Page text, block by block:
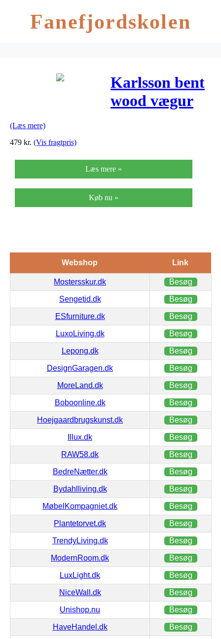
Fanefjordskolen
Karlsson bent
wood vægur
(Læs mere)
479 kr. (Vis fragtpris)
Læs mere »
Køb nu »
Webshop Link
Mostersskur.dk Besøg
Sengetid.dk Besøg
ESfurniture.dk Besøg
LuxoLiving.dk Besøg
Lepong.dk Besøg
DesignGaragen.dk Besøg
MoreLand.dk Besøg
Boboonline.dk Besøg
Hoejgaardbrugskunst.dk Besøg
Illux.dk Besøg
RAW58.dk Besøg
BedreNætter.dk Besøg
Bydahlliving.dk Besøg
MøbelKompagniet.dk Besøg
Plantetorvet.dk Besøg
TrendyLiving.dk Besøg
ModernRoom.dk Besøg
LuxLight.dk Besøg
NiceWall.dk Besøg
Unishop.nu Besøg
HaveHandel.dk Besøg